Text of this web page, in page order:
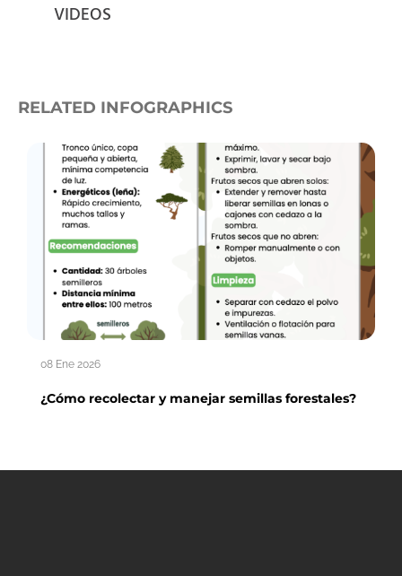
VIDEOS
RELATED INFOGRAPHICS
08 Ene 2026
¿Cómo recolectar y manejar semillas forestales?